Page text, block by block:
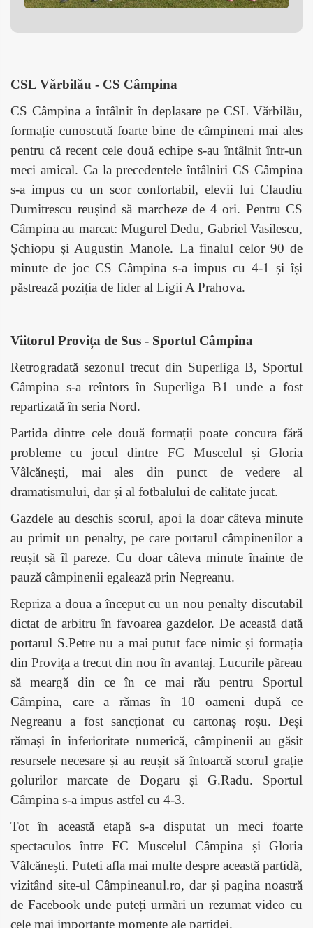
CSL Vărbilău - CS Câmpina
CS Câmpina a întâlnit în deplasare pe CSL Vărbilău,
formație cunoscută foarte bine de câmpineni mai ales
pentru că recent cele două echipe s-au întâlnit într-un
meci amical. Ca la precedentele întâlniri CS Câmpina
s-a impus cu un scor confortabil, elevii lui Claudiu
Dumitrescu reușind să marcheze de 4 ori. Pentru CS
Câmpina au marcat: Mugurel Dedu, Gabriel Vasilescu,
Șchiopu și Augustin Manole. La finalul celor 90 de
minute de joc CS Câmpina s-a impus cu 4-1 și își
păstrează poziția de lider al Ligii A Prahova.
Viitorul Provița de Sus - Sportul Câmpina
Retrogradată sezonul trecut din Superliga B, Sportul
Câmpina s-a reîntors în Superliga B1 unde a fost
repartizată în seria Nord.
Partida dintre cele două formații poate concura fără
probleme cu jocul dintre FC Muscelul și Gloria
Vâlcănești, mai ales din punct de vedere al
dramatismului, dar și al fotbalului de calitate jucat.
Gazdele au deschis scorul, apoi la doar câteva minute
au primit un penalty, pe care portarul câmpinenilor a
reușit să îl pareze. Cu doar câteva minute înainte de
pauză câmpinenii egalează prin Negreanu.
Repriza a doua a început cu un nou penalty discutabil
dictat de arbitru în favoarea gazdelor. De această dată
portarul S.Petre nu a mai putut face nimic și formația
din Provița a trecut din nou în avantaj. Lucurile păreau
să meargă din ce în ce mai rău pentru Sportul
Câmpina, care a rămas în 10 oameni după ce
Negreanu a fost sancționat cu cartonaș roșu. Deși
rămași în inferioritate numerică, câmpinenii au găsit
resursele necesare și au reușit să întoarcă scorul grație
golurilor marcate de Dogaru și G.Radu. Sportul
Câmpina s-a impus astfel cu 4-3.
Tot în această etapă s-a disputat un meci foarte
spectaculos între FC Muscelul Câmpina și Gloria
Vâlcănești. Puteti afla mai multe despre această partidă,
vizitând site-ul Câmpineanul.ro, dar și pagina noastră
de Facebook unde puteți urmări un rezumat video cu
cele mai importante momente ale partidei.